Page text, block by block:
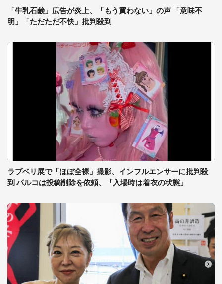
「牛乳石鹸」広告が炎上、「もう買わない」の声 「意味不
明」「ただただ不快」批判殺到
ラブベリ展で「ほぼ全裸」撮影、インフルエンサーに批判殺
到 パルコは投稿削除を依頼、「入場時は着衣の状態」